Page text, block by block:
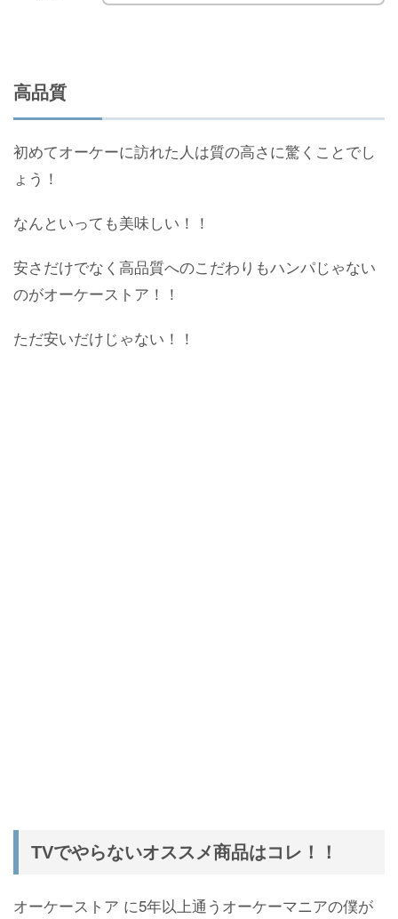
高品質
初めてオーケーに訪れた人は質の高さに驚くことでし
ょう！
なんといっても美味しい！！
安さだけでなく高品質へのこだわりもハンパじゃない
のがオーケーストア！！
ただ安いだけじゃない！！
TVでやらないオススメ商品はコレ！！
オーケーストア に5年以上通うオーケーマニアの僕が